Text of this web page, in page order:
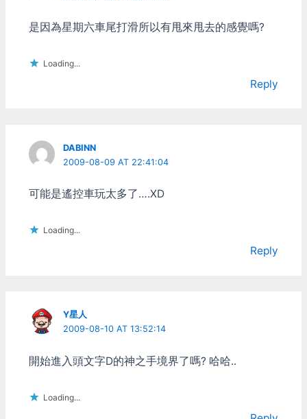
以玩好久了。這是最早開始
那時候開始喜歡有車損的感
覺(玩起來才會謹慎啊) 5代:
Porsche，還有各種駕駛考
驗，不禁讓人覺得他根本是
賽車模擬器....以當代的眼光
緝2 就熱力追緝加強版吧，
(2002/2003) 這兩代我也
就是UG2的導入動態模糊效
果，讓人眼睛都快瞎了。 9
BMW M3 GTR實在太帥了
跑法吧，有時抄捷徑可以跑
是因為星期六車尾打滑所以有甩來甩去的感覺嗎?
Loading...
Reply
DABINN
2009-08-09 AT 22:41:04
可能是遙控車玩太多了….XD
Loading...
Reply
Y星人
2009-08-10 AT 13:52:14
開始進入頭文字D的神之手境界了嗎? 哈哈..
Loading...